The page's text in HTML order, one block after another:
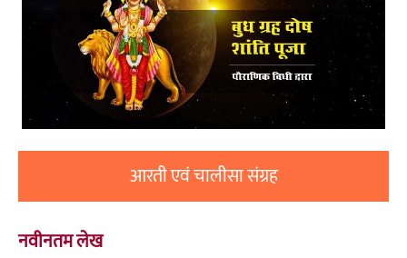
आरती एवं चालीसा संग्रह
नवीनतम लेख